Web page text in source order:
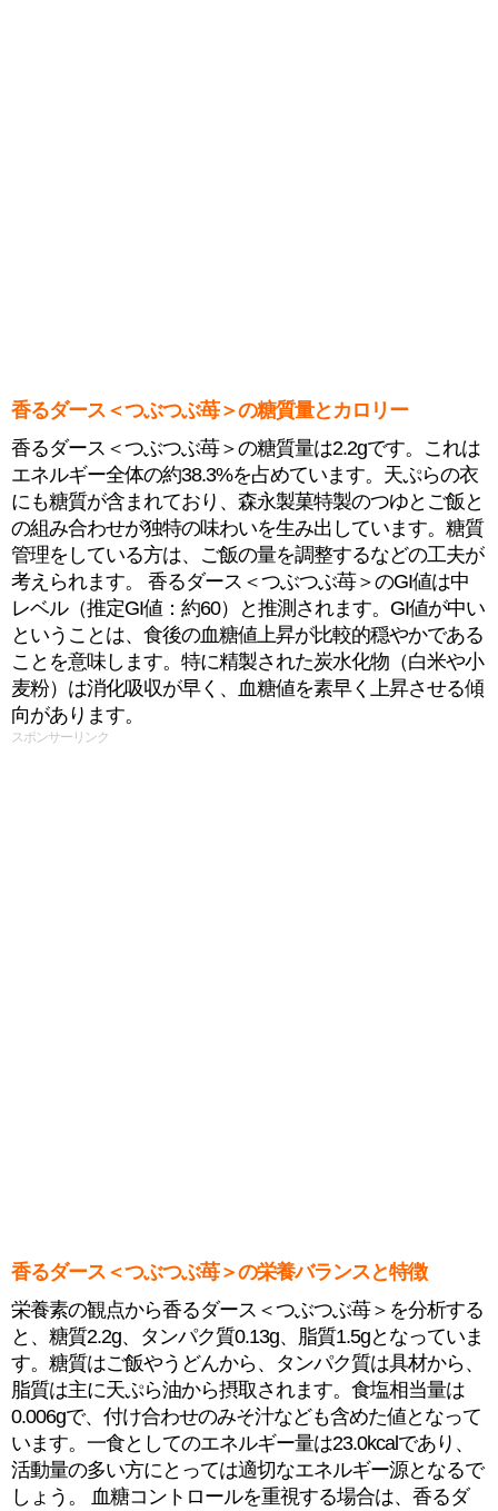
香るダース＜つぶつぶ苺＞の糖質量とカロリー
香るダース＜つぶつぶ苺＞の糖質量は2.2gです。これは
エネルギー全体の約38.3%を占めています。天ぷらの衣
にも糖質が含まれており、森永製菓特製のつゆとご飯と
の組み合わせが独特の味わいを生み出しています。糖質
管理をしている方は、ご飯の量を調整するなどの工夫が
考えられます。 香るダース＜つぶつぶ苺＞のGI値は中
レベル（推定GI値：約60）と推測されます。GI値が中い
ということは、食後の血糖値上昇が比較的穏やかである
ことを意味します。特に精製された炭水化物（白米や小
麦粉）は消化吸収が早く、血糖値を素早く上昇させる傾
向があります。
スポンサーリンク
香るダース＜つぶつぶ苺＞の栄養バランスと特徴
栄養素の観点から香るダース＜つぶつぶ苺＞を分析する
と、糖質2.2g、タンパク質0.13g、脂質1.5gとなっていま
す。糖質はご飯やうどんから、タンパク質は具材から、
脂質は主に天ぷら油から摂取されます。食塩相当量は
0.006gで、付け合わせのみそ汁なども含めた値となって
います。一食としてのエネルギー量は23.0kcalであり、
活動量の多い方にとっては適切なエネルギー源となるで
しょう。 血糖コントロールを重視する場合は、香るダ